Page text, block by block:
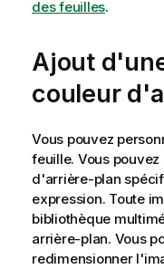
des feuilles.
Ajout
couleur
Vous pouvez
feuille. Vous
d'arrière-plan
expression. Toute
bibliothèque
arrière-plan. Vous
redimensionner